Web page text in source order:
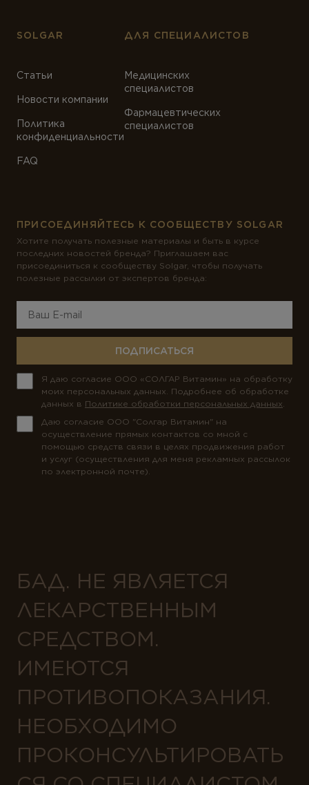
SOLGAR
Статьи
Новости компании
Политика
конфиденциальности
FAQ
ДЛЯ СПЕЦИАЛИСТОВ
Медицинских
специалистов
Фармацевтических
специалистов
ПРИСОЕДИНЯЙТЕСЬ К СООБЩЕСТВУ SOLGAR
Хотите получать полезные материалы и быть в курсе
последних новостей бренда? Приглашаем вас
присоединиться к сообществу Solgar, чтобы получать
полезные рассылки от экспертов бренда:
ПОДПИСАТЬСЯ
Я даю согласие ООО «СОЛГАР Витамин» на обработку
моих персональных данных. Подробнее об обработке
данных в Политике обработки персональных данных
Даю согласие ООО "Солгар Витамин" на
осуществление прямых контактов со мной с
помощью средств связи в целях продвижения работ
и услуг (осуществления для меня рекламных рассылок
по электронной почте).
БАД. НЕ ЯВЛЯЕТСЯ
ЛЕКАРСТВЕННЫМ
СРЕДСТВОМ.
ИМЕЮТСЯ
ПРОТИВОПОКАЗАНИЯ.
НЕОБХОДИМО
ПРОКОНСУЛЬТИРОВАТЬ